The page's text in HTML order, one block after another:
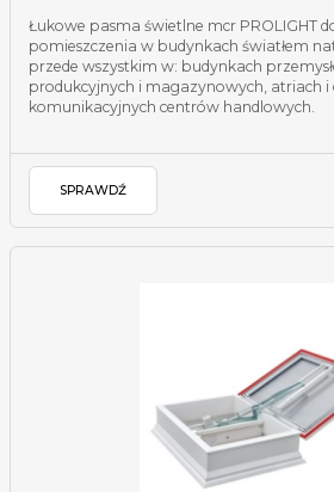
Łukowe pasma świetlne mcr PROLIGHT
pomieszczenia w budynkach światłem
przede wszystkim w: budynkach
produkcyjnych i magazynowych, atriach i
komunikacyjnych centrów handlowych.
SPRAWDŹ